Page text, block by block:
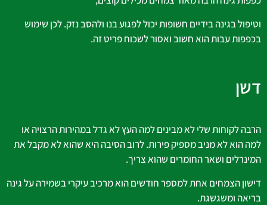
וטיפול בגינה בידיים חשופות יכול לפגוע בנו ולהסב נזק. לכן שימוש
בכפפות עבות הוא חשוב ואסור לשכוח פריט זה.
דשן
הרבה לקוחות שלי לא מבינים למה העץ לא גדל במהירות הרצויה או
למה הוא לא מניב מספיק פירות. לרוב הסיבה היא שהוא לא מקבל את
המינרלים ושאר החומרים שהוא צריך.
דישון הצמחים אחת למספר חודשים הוא מרכיב עיקרי בשמירה על גינה
בריאה ומשגשגת.